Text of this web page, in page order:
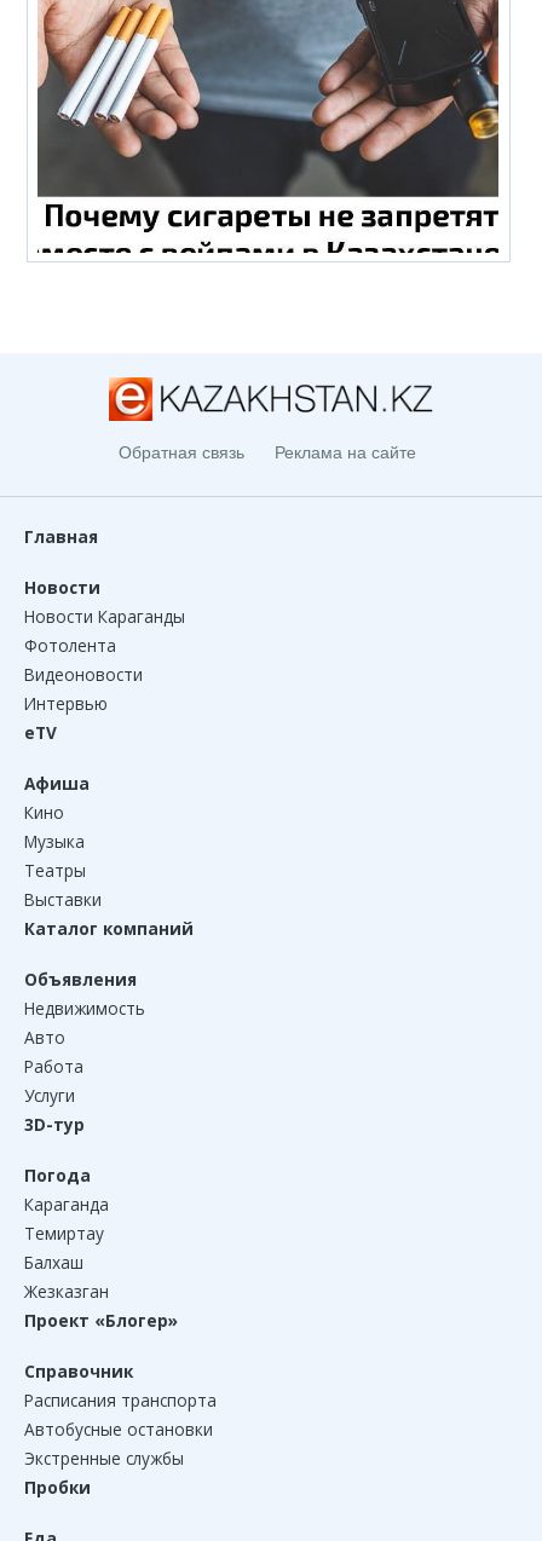
Обратная связь Реклама на сайте
Главная
Новости
Новости Караганды
Фотолента
Видеоновости
Интервью
eTV
Афиша
Кино
Музыка
Театры
Выставки
Каталог компаний
Объявления
Недвижимость
Авто
Работа
Услуги
3D-тур
Погода
Караганда
Темиртау
Балхаш
Жезказган
Проект «Блогер»
Справочник
Расписания транспорта
Автобусные остановки
Экстренные службы
Пробки